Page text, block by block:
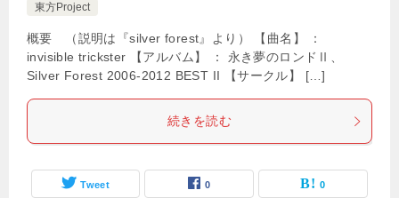
東方Project
概要 （説明は『silver forest』より） 【曲名】 ：
invisible trickster 【アルバム】 ： 永き夢のロンドⅡ、
Silver Forest 2006-2012 BEST II 【サークル】 […]
続きを読む
Tweet 0 0